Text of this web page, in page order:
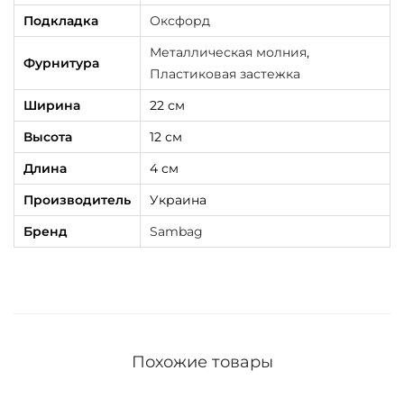
Подкладка Оксфорд
Фурнитура
Металлическая молния,
Пластиковая застежка
Ширина
22 см
Высота
12 см
Длина
4 см
Производитель
Украина
Бренд
Sambag
Похожие товары